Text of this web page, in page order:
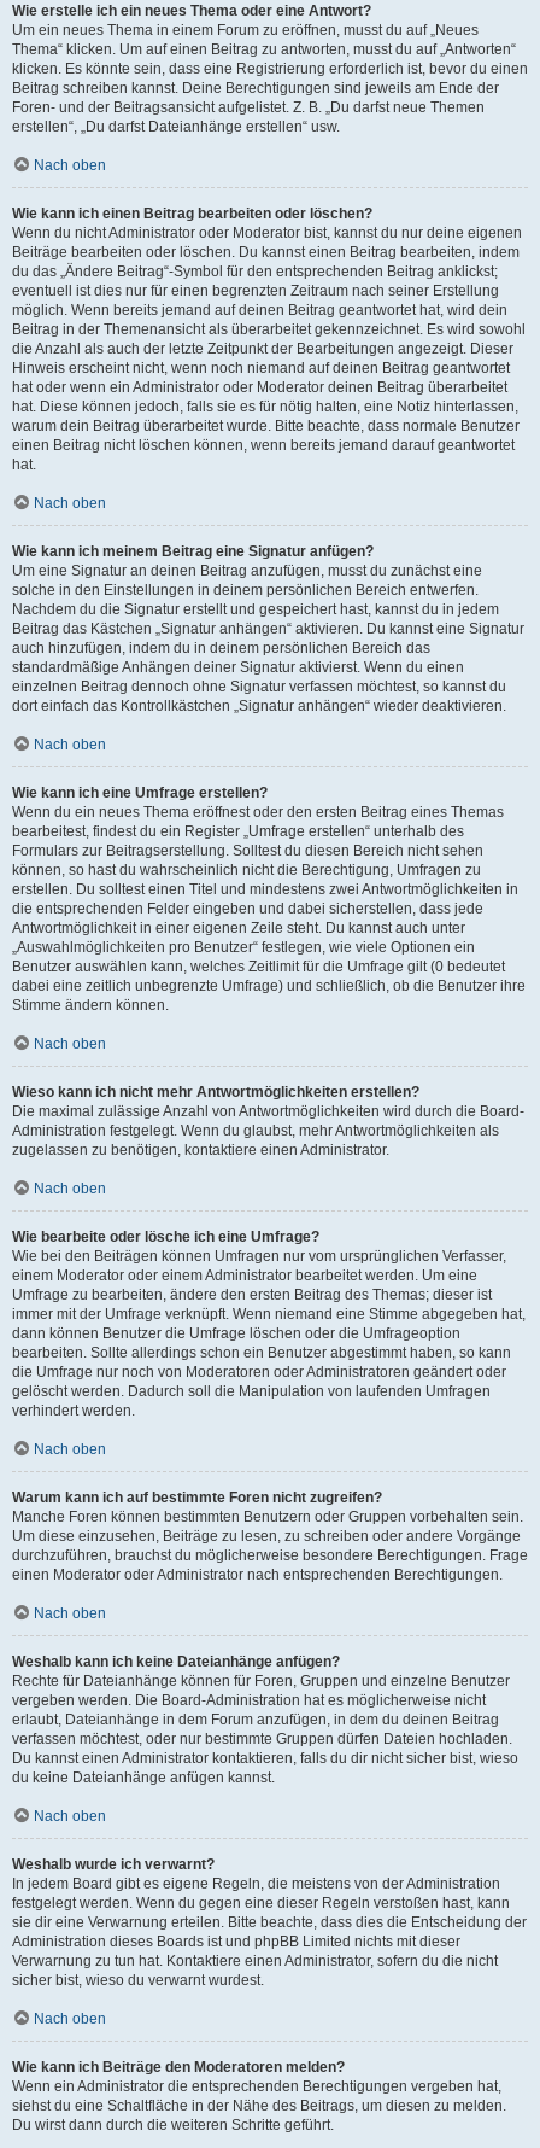
Wie erstelle ich ein neues Thema oder eine Antwort?
Um ein neues Thema in einem Forum zu eröffnen, musst du auf „Neues
Thema“ klicken. Um auf einen Beitrag zu antworten, musst du auf „Antworten“
klicken. Es könnte sein, dass eine Registrierung erforderlich ist, bevor du einen
Beitrag schreiben kannst. Deine Berechtigungen sind jeweils am Ende der
Foren- und der Beitragsansicht aufgelistet. Z. B. „Du darfst neue Themen
erstellen“, „Du darfst Dateianhänge erstellen“ usw.
Nach oben
Wie kann ich einen Beitrag bearbeiten oder löschen?
Wenn du nicht Administrator oder Moderator bist, kannst du nur deine eigenen
Beiträge bearbeiten oder löschen. Du kannst einen Beitrag bearbeiten, indem
du das „Ändere Beitrag“-Symbol für den entsprechenden Beitrag anklickst;
eventuell ist dies nur für einen begrenzten Zeitraum nach seiner Erstellung
möglich. Wenn bereits jemand auf deinen Beitrag geantwortet hat, wird dein
Beitrag in der Themenansicht als überarbeitet gekennzeichnet. Es wird sowohl
die Anzahl als auch der letzte Zeitpunkt der Bearbeitungen angezeigt. Dieser
Hinweis erscheint nicht, wenn noch niemand auf deinen Beitrag geantwortet
hat oder wenn ein Administrator oder Moderator deinen Beitrag überarbeitet
hat. Diese können jedoch, falls sie es für nötig halten, eine Notiz hinterlassen,
warum dein Beitrag überarbeitet wurde. Bitte beachte, dass normale Benutzer
einen Beitrag nicht löschen können, wenn bereits jemand darauf geantwortet
hat.
Nach oben
Wie kann ich meinem Beitrag eine Signatur anfügen?
Um eine Signatur an deinen Beitrag anzufügen, musst du zunächst eine
solche in den Einstellungen in deinem persönlichen Bereich entwerfen.
Nachdem du die Signatur erstellt und gespeichert hast, kannst du in jedem
Beitrag das Kästchen „Signatur anhängen“ aktivieren. Du kannst eine Signatur
auch hinzufügen, indem du in deinem persönlichen Bereich das
standardmäßige Anhängen deiner Signatur aktivierst. Wenn du einen
einzelnen Beitrag dennoch ohne Signatur verfassen möchtest, so kannst du
dort einfach das Kontrollkästchen „Signatur anhängen“ wieder deaktivieren.
Nach oben
Wie kann ich eine Umfrage erstellen?
Wenn du ein neues Thema eröffnest oder den ersten Beitrag eines Themas
bearbeitest, findest du ein Register „Umfrage erstellen“ unterhalb des
Formulars zur Beitragserstellung. Solltest du diesen Bereich nicht sehen
können, so hast du wahrscheinlich nicht die Berechtigung, Umfragen zu
erstellen. Du solltest einen Titel und mindestens zwei Antwortmöglichkeiten in
die entsprechenden Felder eingeben und dabei sicherstellen, dass jede
Antwortmöglichkeit in einer eigenen Zeile steht. Du kannst auch unter
„Auswahlmöglichkeiten pro Benutzer“ festlegen, wie viele Optionen ein
Benutzer auswählen kann, welches Zeitlimit für die Umfrage gilt (0 bedeutet
dabei eine zeitlich unbegrenzte Umfrage) und schließlich, ob die Benutzer ihre
Stimme ändern können.
Nach oben
Wieso kann ich nicht mehr Antwortmöglichkeiten erstellen?
Die maximal zulässige Anzahl von Antwortmöglichkeiten wird durch die Board-
Administration festgelegt. Wenn du glaubst, mehr Antwortmöglichkeiten als
zugelassen zu benötigen, kontaktiere einen Administrator.
Nach oben
Wie bearbeite oder lösche ich eine Umfrage?
Wie bei den Beiträgen können Umfragen nur vom ursprünglichen Verfasser,
einem Moderator oder einem Administrator bearbeitet werden. Um eine
Umfrage zu bearbeiten, ändere den ersten Beitrag des Themas; dieser ist
immer mit der Umfrage verknüpft. Wenn niemand eine Stimme abgegeben hat,
dann können Benutzer die Umfrage löschen oder die Umfrageoption
bearbeiten. Sollte allerdings schon ein Benutzer abgestimmt haben, so kann
die Umfrage nur noch von Moderatoren oder Administratoren geändert oder
gelöscht werden. Dadurch soll die Manipulation von laufenden Umfragen
verhindert werden.
Nach oben
Warum kann ich auf bestimmte Foren nicht zugreifen?
Manche Foren können bestimmten Benutzern oder Gruppen vorbehalten sein.
Um diese einzusehen, Beiträge zu lesen, zu schreiben oder andere Vorgänge
durchzuführen, brauchst du möglicherweise besondere Berechtigungen. Frage
einen Moderator oder Administrator nach entsprechenden Berechtigungen.
Nach oben
Weshalb kann ich keine Dateianhänge anfügen?
Rechte für Dateianhänge können für Foren, Gruppen und einzelne Benutzer
vergeben werden. Die Board-Administration hat es möglicherweise nicht
erlaubt, Dateianhänge in dem Forum anzufügen, in dem du deinen Beitrag
verfassen möchtest, oder nur bestimmte Gruppen dürfen Dateien hochladen.
Du kannst einen Administrator kontaktieren, falls du dir nicht sicher bist, wieso
du keine Dateianhänge anfügen kannst.
Nach oben
Weshalb wurde ich verwarnt?
In jedem Board gibt es eigene Regeln, die meistens von der Administration
festgelegt werden. Wenn du gegen eine dieser Regeln verstoßen hast, kann
sie dir eine Verwarnung erteilen. Bitte beachte, dass dies die Entscheidung der
Administration dieses Boards ist und phpBB Limited nichts mit dieser
Verwarnung zu tun hat. Kontaktiere einen Administrator, sofern du die nicht
sicher bist, wieso du verwarnt wurdest.
Nach oben
Wie kann ich Beiträge den Moderatoren melden?
Wenn ein Administrator die entsprechenden Berechtigungen vergeben hat,
siehst du eine Schaltfläche in der Nähe des Beitrags, um diesen zu melden.
Du wirst dann durch die weiteren Schritte geführt.